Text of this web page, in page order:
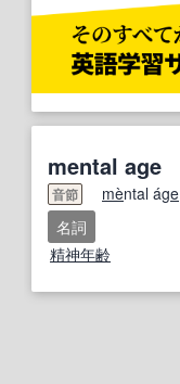
mental age
音節 mèntal áge
名詞
精神年齢